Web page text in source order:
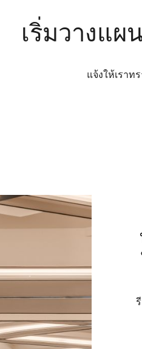
เริ่มวางแ
แจ้งให้เรา